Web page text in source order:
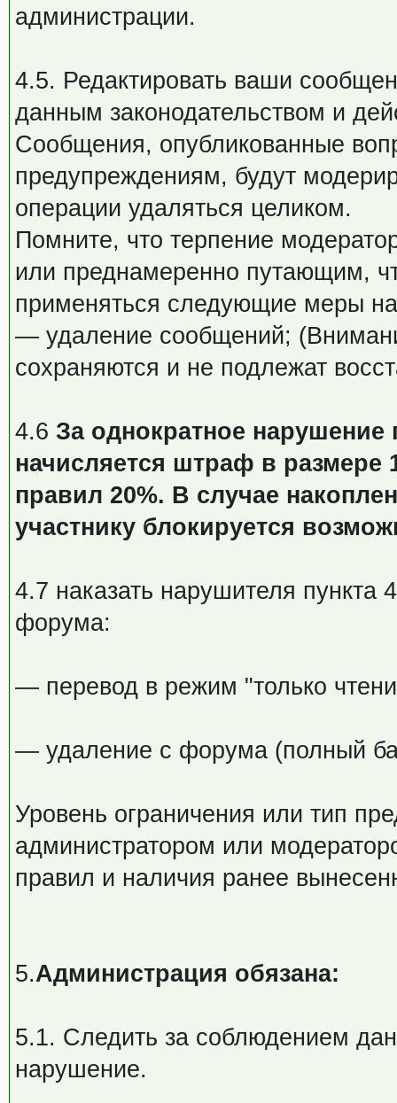
администрации.
4.5. Редактировать ваши
данным законодательством и
Сообщения, опубликованные
предупреждениям, будут
операции удаляться целиком.
Помните, что терпение
или преднамеренно путающим,
применяться следующие меры
— удаление сообщений;
сохраняются и не подлежат
4.6 За однократное
начисляется штраф в
правил 20%. В случае
участнику блокируется
4.7 наказать нарушителя
форума:
— перевод в режим "только
— удаление с форума (полный
Уровень ограничения или тип
администратором или
правил и наличия ранее
5.Администрация обязана:
5.1. Следить за соблюдением
нарушение.